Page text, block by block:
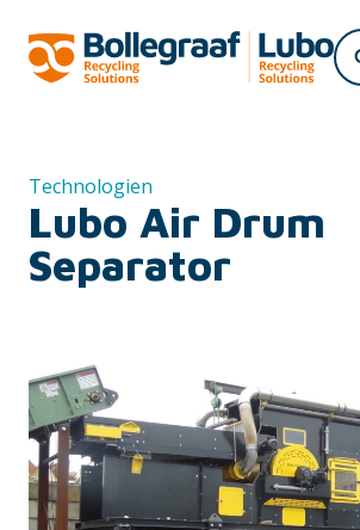
Technologien
Lubo Air Drum
Separator